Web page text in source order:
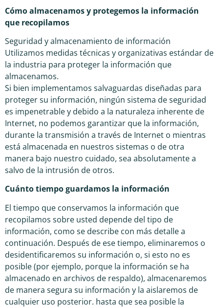
Cómo almacenamos y protegemos la información
que recopilamos
Seguridad y almacenamiento de información
Utilizamos medidas técnicas y organizativas estándar de
la industria para proteger la información que
almacenamos.
Si bien implementamos salvaguardas diseñadas para
proteger su información, ningún sistema de seguridad
es impenetrable y debido a la naturaleza inherente de
Internet, no podemos garantizar que la información,
durante la transmisión a través de Internet o mientras
está almacenada en nuestros sistemas o de otra
manera bajo nuestro cuidado, sea absolutamente a
salvo de la intrusión de otros.
Cuánto tiempo guardamos la información
El tiempo que conservamos la información que
recopilamos sobre usted depende del tipo de
información, como se describe con más detalle a
continuación. Después de ese tiempo, eliminaremos o
desidentificaremos su información o, si esto no es
posible (por ejemplo, porque la información se ha
almacenado en archivos de respaldo), almacenaremos
de manera segura su información y la aislaremos de
cualquier uso posterior. hasta que sea posible la